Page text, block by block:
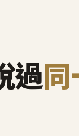
過同